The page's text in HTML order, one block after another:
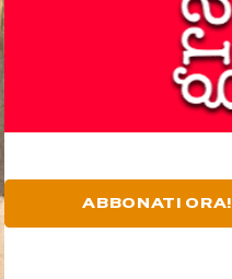
ABBONATI ORA!